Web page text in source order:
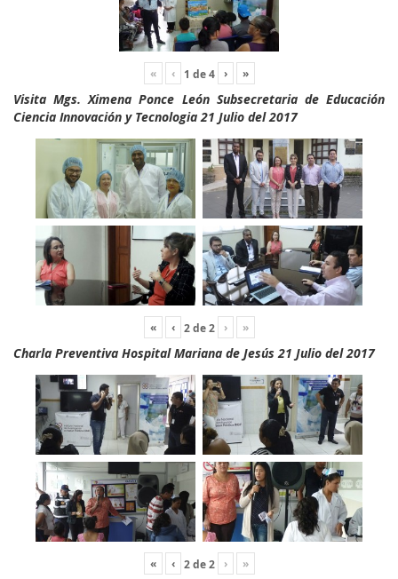
« ‹ 1 de4 › »
Visita Mgs. Ximena Ponce León Subsecretaria de Educación
Ciencia Innovación y Tecnologia 21 Julio del 2017
« ‹ 2de2 › »
Charla Preventiva Hospital Mariana de Jesús 21 Julio del 2017
« ‹ 2de2 › »